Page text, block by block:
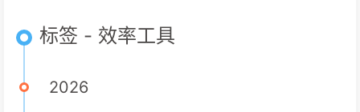
标签 - 效率工具
2026